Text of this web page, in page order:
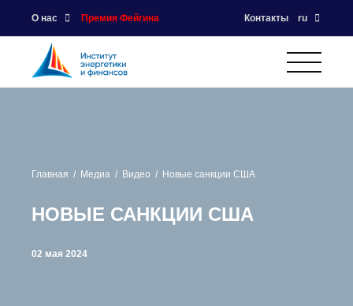
О нас Премия Фейгина Контакты ru
Главная Медиа Видео Новые санкции США
НОВЫЕ САНКЦИИ США
02 мая 2024